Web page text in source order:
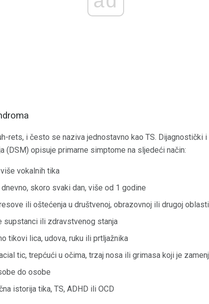
rets, i često se naziva jednostavno kao TS. Dijagnostički
(DSM) opisuje primarne simptome na sljedeći način:
vokalnih tika
skoro svaki dan, više od 1 godine
ili oštećenja u društvenoj, obrazovnoj ili drugoj
ili zdravstvenog stanja
tikovi lica, udova, ruku ili prtljažnika
tic, trepćući u očima, trzaj nosa ili grimasa koji je
do osobe
istorija tika, TS, ADHD ili OCD